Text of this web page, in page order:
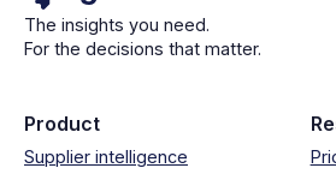
The insights you need.
For the decisions that matter.
Product
Supplier intelligence